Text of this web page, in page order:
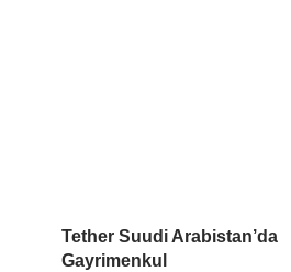
Tether Suudi Arabistan’da
Gayrimenkul